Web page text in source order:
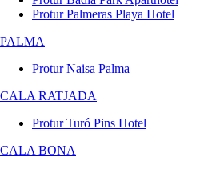
Protur Palmeras Playa Hotel
PALMA
Protur Naisa Palma
CALA RATJADA
Protur Turó Pins Hotel
CALA BONA